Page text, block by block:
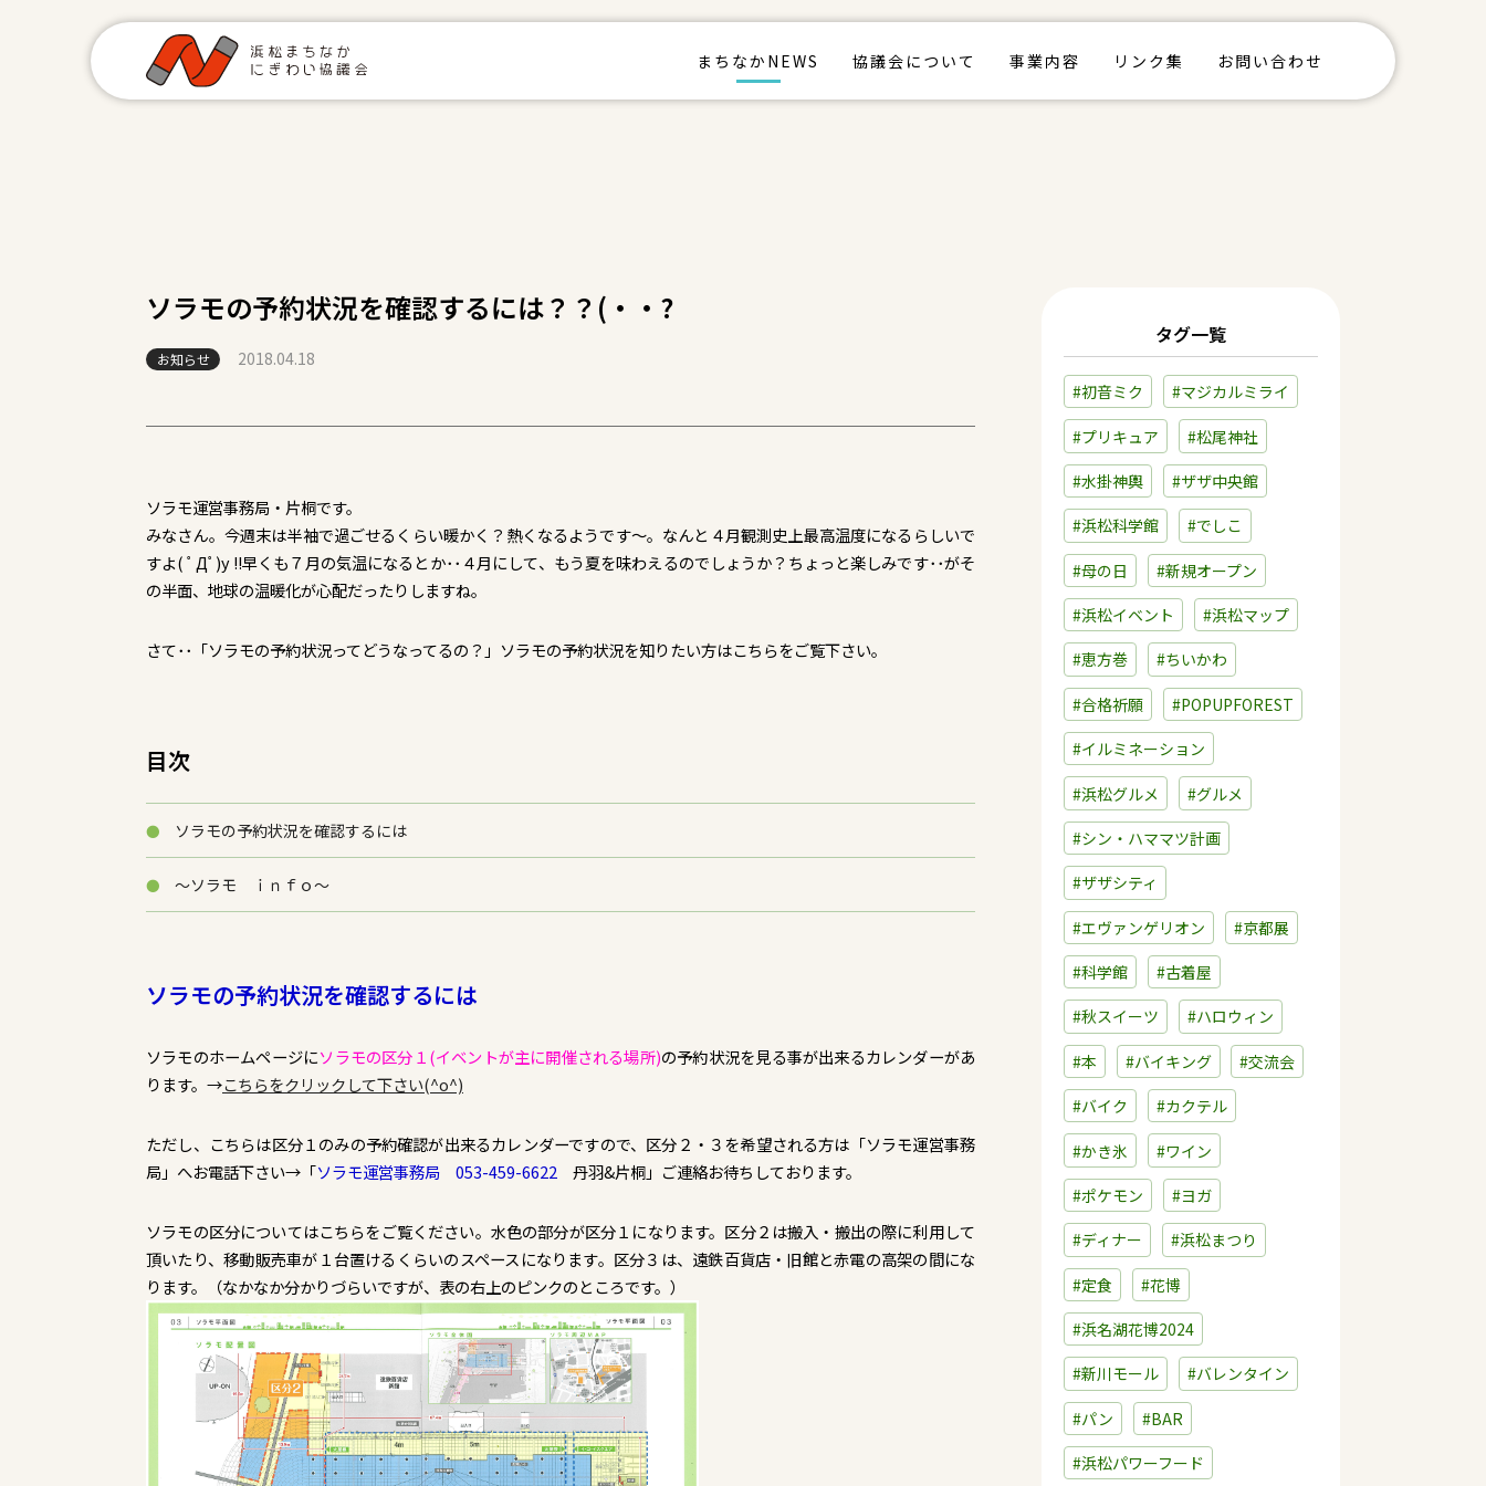
まちなかNEWS 協議会について 事業内容 リンク集 お問い合わせ
ソラモの予約状況を確認するには？？(・・?
お知らせ 2018.04.18
ソラモ運営事務局・片桐です。
みなさん。今週末は半袖で過ごせるくらい暖かく？熱くなるようです～。なんと４月観測史上最高温度になるらしいで
すよ( ﾟДﾟ)y !!早くも７月の気温になるとか･･４月にして、もう夏を味わえるのでしょうか？ちょっと楽しみです･･がそ
の半面、地球の温暖化が心配だったりしますね。
さて･･「ソラモの予約状況ってどうなってるの？」ソラモの予約状況を知りたい方はこちらをご覧下さい。
目次
ソラモの予約状況を確認するには
～ソラモ ｉｎｆｏ～
ソラモの予約状況を確認するには
ソラモのホームページにソラモの区分１(イベントが主に開催される場所)の予約状況を見る事が出来るカレンダーがあ
ります。→こちらをクリックして下さい(^o^)
ただし、こちらは区分１のみの予約確認が出来るカレンダーですので、区分２・３を希望される方は「ソラモ運営事務
局」へお電話下さい→「ソラモ運営事務局 053-459-6622 丹羽&片桐」ご連絡お待ちしております。
ソラモの区分についてはこちらをご覧ください。水色の部分が区分１になります。区分２は搬入・搬出の際に利用して
頂いたり、移動販売車が１台置けるくらいのスペースになります。区分３は、遠鉄百貨店・旧館と赤電の高架の間にな
ります。（なかなか分かりづらいですが、表の右上のピンクのところです。）
タグ一覧
#初音ミク #マジカルミライ
#プリキュア #松尾神社
#水掛神輿 #ザザ中央館
#浜松科学館 #でしこ
#母の日 #新規オープン
#浜松イベント #浜松マップ
#恵方巻 #ちいかわ
#合格祈願 #POPUPFOREST
#イルミネーション
#浜松グルメ #グルメ
#シン・ハママツ計画
#ザザシティ
#エヴァンゲリオン #京都展
#科学館 #古着屋
#秋スイーツ #ハロウィン
#本 #バイキング #交流会
#バイク #カクテル
#かき氷 #ワイン
#ポケモン #ヨガ
#ディナー #浜松まつり
#定食 #花博
#浜名湖花博2024
#新川モール #バレンタイン
#パン #BAR
#浜松パワーフード